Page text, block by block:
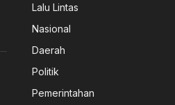
Lalu Lintas
Nasional
Daerah
Politik
Pemerintahan